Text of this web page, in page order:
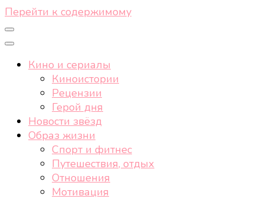
Перейти к содержимому
Кино и сериалы
Киноистории
Рецензии
Герой дня
Новости звёзд
Образ жизни
Спорт и фитнес
Путешествия, отдых
Отношения
Мотивация